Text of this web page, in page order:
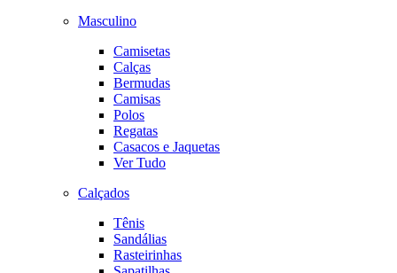
Masculino
Camisetas
Calças
Bermudas
Camisas
Polos
Regatas
Casacos e Jaquetas
Ver Tudo
Calçados
Tênis
Sandálias
Rasteirinhas